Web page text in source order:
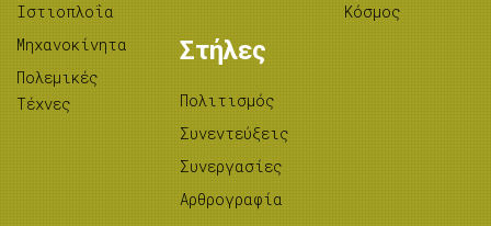
Ιστιοπλοΐα
Μηχανοκίνητα
Πολεμικές
Τέχνες
Κόσμος
Στήλες
Πολιτισμός
Συνεντεύξεις
Συνεργασίες
Αρθρογραφία